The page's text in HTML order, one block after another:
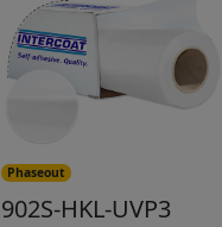
Phaseout
902S-HKL-UVP3